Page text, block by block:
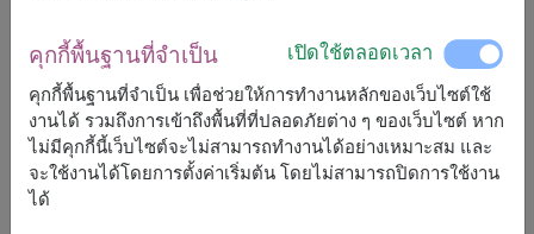
แสดงความยินดี
โอกาสสำคัญในชีวิต
📸เพิ่มความพิเศษด้วยการจัดกระเช้าแบบ
พรีเมียม
คุกกี้พื้นฐานที่จำเป็น เปิดใช้ตลอดเวลา
คุกกี้พื้นฐานที่จำเป็น เพื่อช่วยให้การทำงานหลักของเว็บไซต์ใช้
งานได้ รวมถึงการเข้าถึงพื้นที่ที่ปลอดภัยต่าง ๆ ของเว็บไซต์ หาก
ไม่มีคุกกี้นี้เว็บไซต์จะไม่สามารถทำงานได้อย่างเหมาะสม และ
จะใช้งานได้โดยการตั้งค่าเริ่มต้น โดยไม่สามารถปิดการใช้งาน
ได้